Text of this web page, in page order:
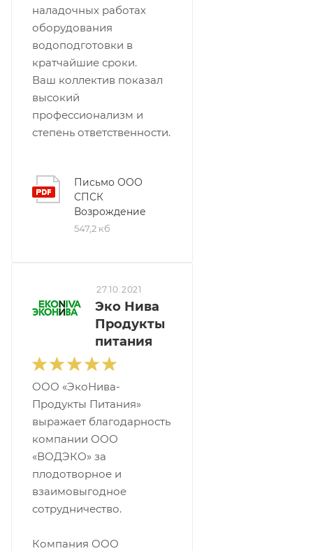
наладочных работах
оборудования
водоподготовки в
кратчайшие сроки.
Ваш коллектив показал
высокий
профессионализм и
степень ответственности.
Письмо ООО
СПСК
Возрождение
547,2 кб
27.10.2021
Эко Нива
Продукты
питания
ООО «ЭкоНива-
Продукты Питания»
выражает благодарность
компании ООО
«ВОДЭКО» за
плодотворное и
взаимовыгодное
сотрудничество.
Компания ООО